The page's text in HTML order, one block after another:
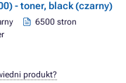
- toner, black (czarny)
6500 stron
produkt?